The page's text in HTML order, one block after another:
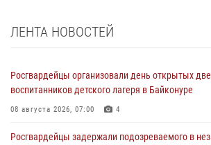
ЛЕНТА НОВОСТЕЙ
Росгвардейцы организовали день открытых
воспитанников детского лагеря в Байконуре
08 августа 2026, 07:00 4
Росгвардейцы задержали подозреваемого в